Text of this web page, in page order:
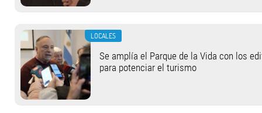
LOCALES
Se amplía el Parque de la Vida con los
para potenciar el turismo